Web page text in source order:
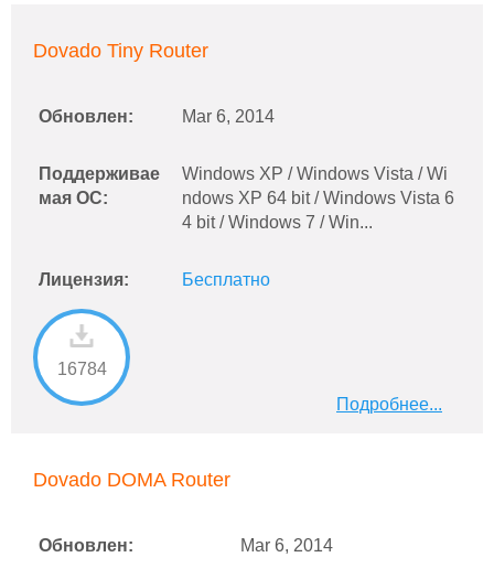
Dovado Tiny Router
Обновлен: Mar 6, 2014
Поддерживае
мая ОС:
Windows XP / Windows Vista / Wi
ndows XP 64 bit / Windows Vista 6
4 bit / Windows 7 / Win...
Лицензия: Бесплатно
16784
Подробнее...
Dovado DOMA Router
Обновлен: Mar 6, 2014